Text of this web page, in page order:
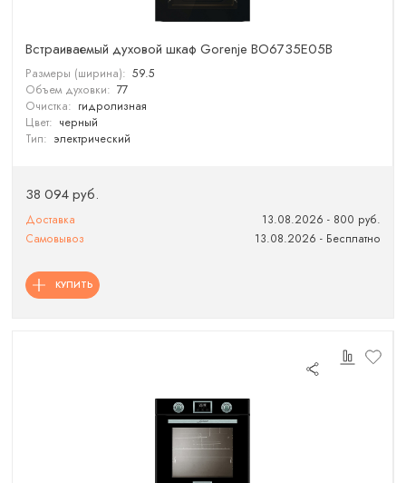
Встраиваемый духовой шкаф Gorenje BO6735E05B
Размеры (ширина): 59.5
Объем духовки: 77
Очистка: гидролизная
Цвет: черный
Тип: электрический
38 094 руб.
Доставка
13.08.2026 - 800 руб.
Самовывоз
13.08.2026 - Бесплатно
КУПИТЬ